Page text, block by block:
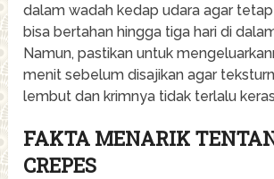
dalam wadah kedap udara agar tetap
bisa bertahan hingga tiga hari di
Namun, pastikan untuk
menit sebelum disajikan agar
lembut dan krimnya tidak terlalu
FAKTA MENARIK
CREPES